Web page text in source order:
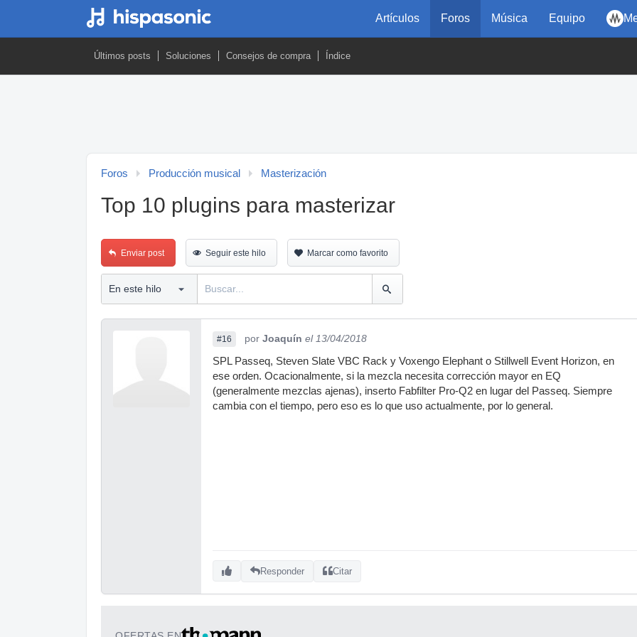
Artículos Foros Música Equipo
Últimos posts Soluciones Consejos de compra Índice
Foros Producción musical Masterización
Top 10 plugins para masterizar
Enviar post Seguir este hilo Marcar como favorito
#16 por Joaquín el 13/04/2018
SPL Passeq, Steven Slate VBC Rack y Voxengo Elephant o Stillwell Event Horizon, en
ese orden. Ocacionalmente, si la mezcla necesita corrección mayor en EQ
(generalmente mezclas ajenas), inserto Fabfilter Pro-Q2 en lugar del Passeq. Siempre
cambia con el tiempo, pero eso es lo que uso actualmente, por lo general.
Responder Citar